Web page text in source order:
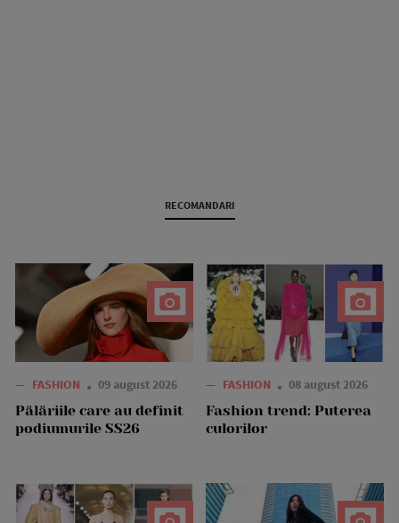
RECOMANDARI
— FASHION 09 august 2026
Pălăriile care au definit
podiumurile SS26
— FASHION 08 august 2026
Fashion trend: Puterea
culorilor